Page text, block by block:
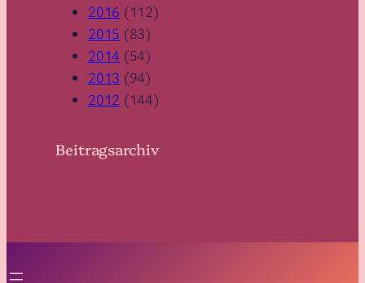
Beitragsarchiv
2016 (112)
2015 (83)
2014 (54)
2013 (94)
2012 (144)